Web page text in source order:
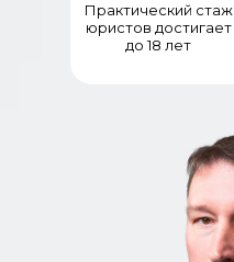
Практический стаж
юристов достигает
до 18 лет